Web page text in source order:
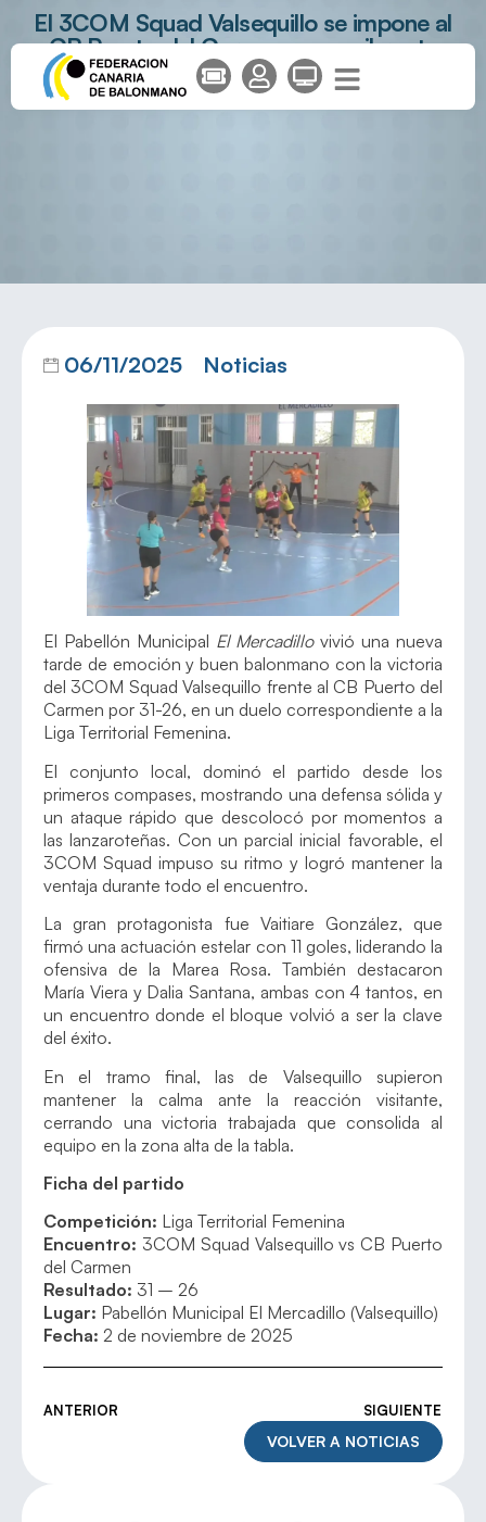
El 3COM Squad Valsequillo se impone al
CB Puerto del Carmen en un vibrante
encuentro
06/11/2025 Noticias
El Pabellón Municipal El Mercadillovivió una nueva
tarde de emoción y buen balonmano con la victoria
del 3COM Squad Valsequillo frente al CB Puerto del
Carmen por 31-26, en un duelo correspondiente a la
Liga Territorial Femenina.
El conjunto local, dominó el partido desde los
primeros compases, mostrando una defensa sólida y
un ataque rápido que descolocó por momentos a
las lanzaroteñas. Con un parcial inicial favorable, el
3COM Squad impuso su ritmo y logró mantener la
ventaja durante todo el encuentro.
La gran protagonista fue Vaitiare González, que
firmó una actuación estelar con 11 goles, liderando la
ofensiva de la Marea Rosa. También destacaron
María Viera y Dalia Santana, ambas con 4 tantos, en
un encuentro donde el bloque volvió a ser la clave
del éxito.
En el tramo final, las de Valsequillo supieron
mantener la calma ante la reacción visitante,
cerrando una victoria trabajada que consolida al
equipo en la zona alta de la tabla.
Ficha del partido
Competición: Liga Territorial Femenina
Encuentro: 3COM Squad Valsequillo vs CB Puerto
del Carmen
Resultado: 31 – 26
Lugar: Pabellón Municipal El Mercadillo (Valsequillo)
Fecha: 2 de noviembre de 2025
ANTERIOR SIGUIENTE
VOLVER A NOTICIAS